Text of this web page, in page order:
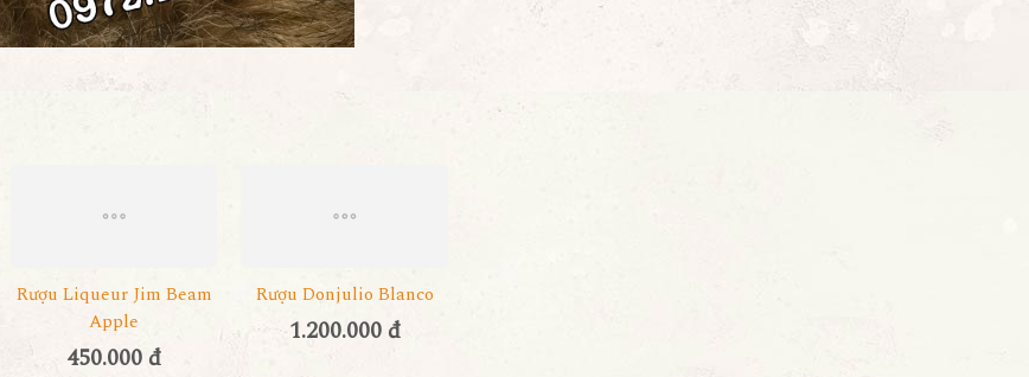
Rượu Liqueur Jim Beam
Apple
450.000 đ
Rượu Donjulio Blanco
1.200.000 đ